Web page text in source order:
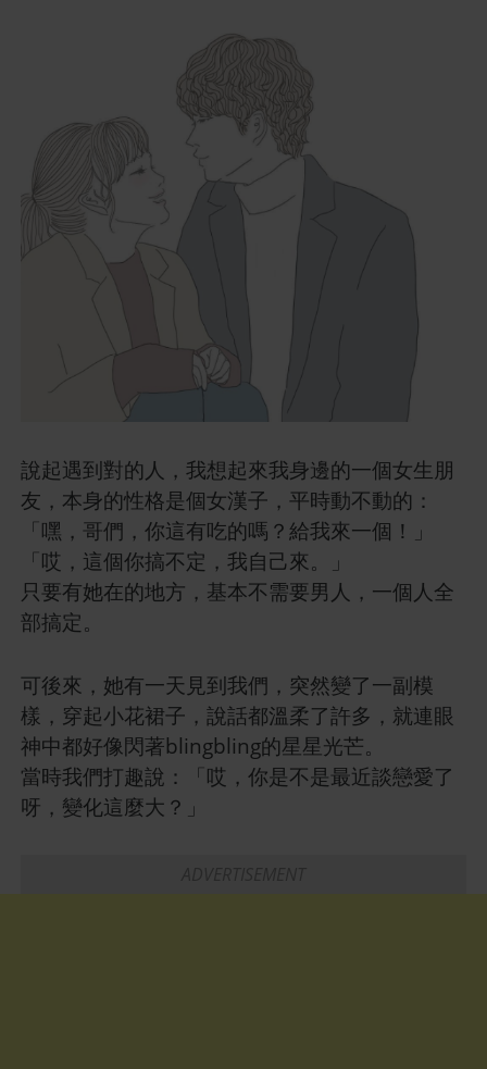
說起遇到對的人，我想起來我身邊的一個女生朋
友，本身的性格是個女漢子，平時動不動的：
「嘿，哥們，你這有吃的嗎？給我來一個！」
「哎，這個你搞不定，我自己來。」
只要有她在的地方，基本不需要男人，一個人全
部搞定。
可後來，她有一天見到我們，突然變了一副模
樣，穿起小花裙子，說話都溫柔了許多，就連眼
神中都好像閃著blingbling的星星光芒。
當時我們打趣說：「哎，你是不是最近談戀愛了
呀，變化這麼大？」